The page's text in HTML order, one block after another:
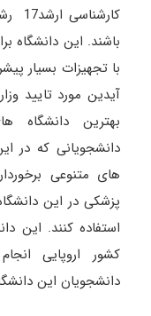
با تجهیزات بسیار
آیدین مورد تایید
بهترین دانشگاه
دانشجویانی که در
های متنوعی
کشور اروپایی
دانشجویان این